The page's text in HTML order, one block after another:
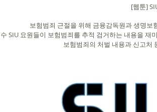
[웹툰]
보험범죄 근절을 위해 금융감독원과 생명
SIU 요원들이 보험범죄를 추적 검거하는 내용을
보험범죄의 처벌 내용과 신고처